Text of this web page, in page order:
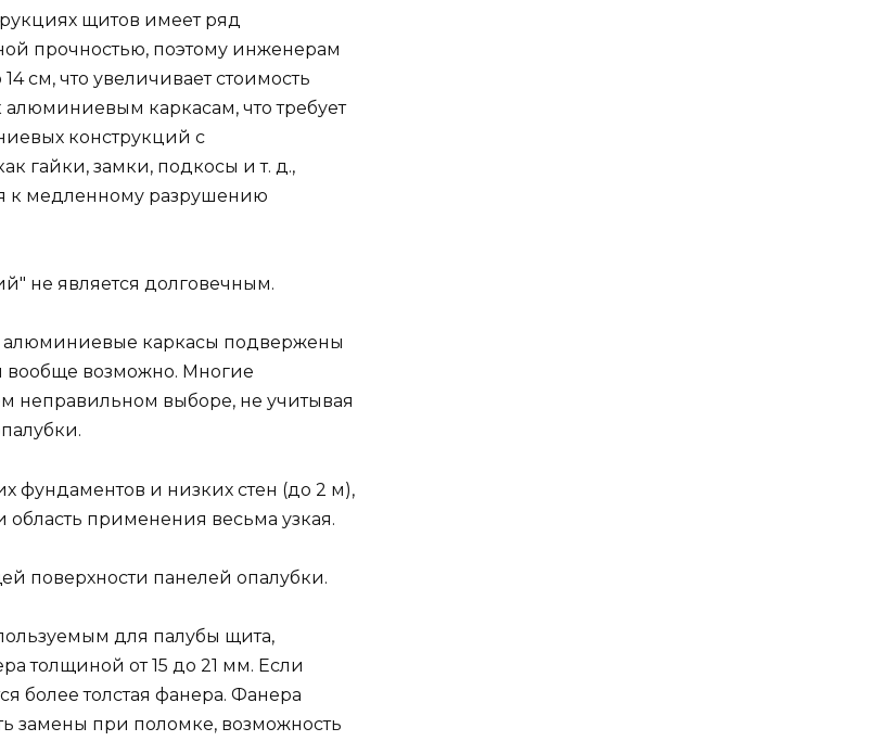
щитов имеет ряд
прочностью, поэтому инженерам
см, что увеличивает стоимость
алюминиевым каркасам, что требует
конструкций с
гайки, замки, подкосы и т. д.,
к медленному разрушению
не является долговечным.
алюминиевые каркасы подвержены
вообще возможно. Многие
неправильном выборе, не учитывая
фундаментов и низких стен (до 2 м),
область применения весьма узкая.
поверхности панелей опалубки.
для палубы щита,
толщиной от 15 до 21 мм. Если
более толстая фанера. Фанера
замены при поломке, возможность